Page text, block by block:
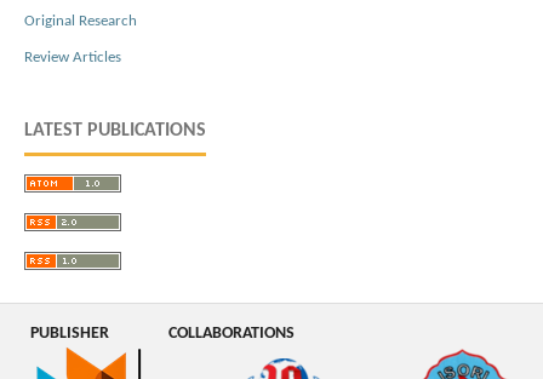
Original Research
Review Articles
LATEST PUBLICATIONS
PUBLISHER COLLABORATIONS